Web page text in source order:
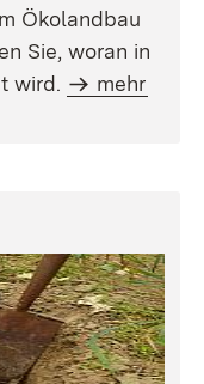
Ökolandbau
Sie, woran in
wird.
mehr